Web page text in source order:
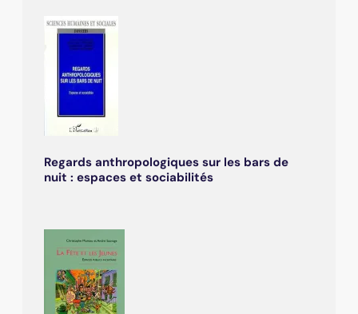
Regards anthropologiques sur les bars de
nuit : espaces et sociabilités